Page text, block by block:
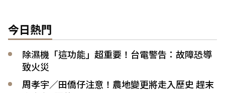
今日熱門
除濕機「這功能」超重要！台電警告：故障恐導
致火災
周孝宇／田僑仔注意！農地變更將走入歷史 趕末